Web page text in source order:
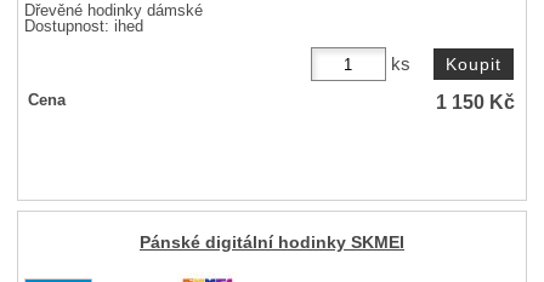
Dřevěné hodinky dámské
Dostupnost: ihed
ks
Cena 1 150 Kč
Pánské digitální hodinky SKMEI